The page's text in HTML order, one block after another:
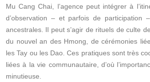
Mu Cang Chai, l’agence peut intégrer à
d’observation – et parfois de participation
ancestrales. Il peut s’agir de rituels de culte
du nouvel an des Hmong, de cérémonies
les Tay ou les Dao. Ces pratiques sont très
liées à la vie communautaire, d’où
minutieuse.